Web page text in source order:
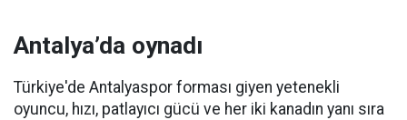
Antalya’da oynadı
Türkiye'de Antalyaspor forması giyen yetenekli
oyuncu, hızı, patlayıcı gücü ve her iki kanadın yanı sıra